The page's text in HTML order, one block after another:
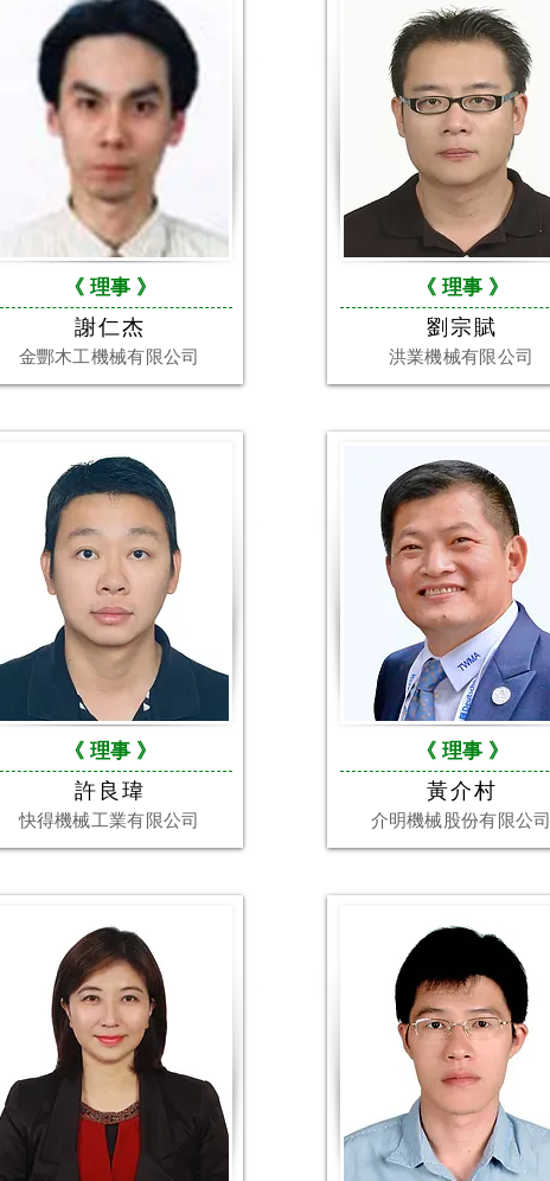
《 理事 》
謝仁杰
金酆木工機械有限公司
《 理事 》
許良瑋
快得機械工業有限公司
《 理事 》
劉宗賦
洪業機械有限公司
《 理事 》
黃介村
介明機械股份有限公司